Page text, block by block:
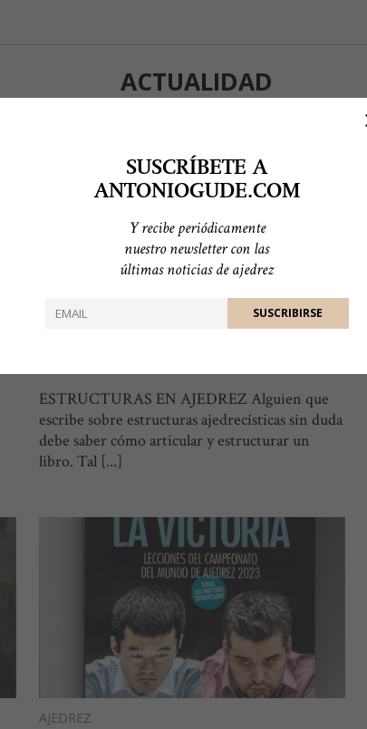
SUSCRÍBETE A
ANTONIOGUDE.COM
Y recibe periódicamente
nuestro newsletter con las
últimas noticias de ajedrez
ACTUALIDAD
AJEDREZ
ESTRUCTURAS EN AJEDREZ Alguien que
escribe sobre estructuras ajedrecísticas sin duda
debe saber cómo articular y estructurar un
libro. Tal [...]
AJEDREZ